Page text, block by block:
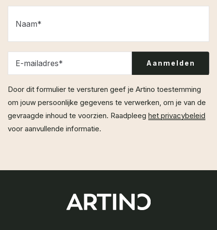
Naam*
E-mailadres*
Door dit formulier te versturen geef je Artino toestemming
om jouw persoonlijke gegevens te verwerken, om je van de
gevraagde inhoud te voorzien. Raadpleeg het privacybeleid
voor aanvullende informatie.